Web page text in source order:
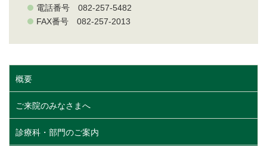
電話番号 082-257-5482
FAX番号 082-257-2013
概要
ご来院のみなさまへ
診療科・部門のご案内